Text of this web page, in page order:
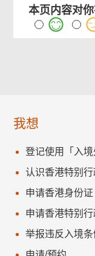
本页内容对你
我想
登记使用「入境
认识香港特别
申请香港身份证
申请香港特别
举报违反入境